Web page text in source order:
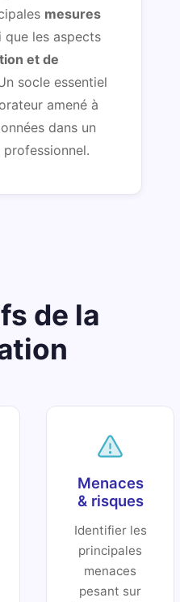
mesures
que les aspects
et de
socle essentiel
amené à
dans un
de la
Menaces
& risques
Identifier les
principales
menaces
pesant sur